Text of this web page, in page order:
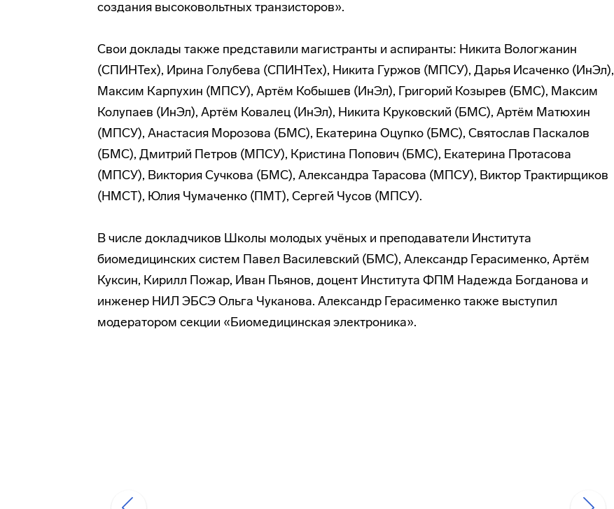
создания высоковольтных транзисторов».
Свои доклады также представили магистранты и аспиранты: Никита Вологжанин
(СПИНТех), Ирина Голубева (СПИНТех), Никита Гуржов (МПСУ), Дарья Исаченко (ИнЭл),
Максим Карпухин (МПСУ), Артём Кобышев (ИнЭл), Григорий Козырев (БМС), Максим
Колупаев (ИнЭл), Артём Ковалец (ИнЭл), Никита Круковский (БМС), Артём Матюхин
(МПСУ), Анастасия Морозова (БМС), Екатерина Оцупко (БМС), Святослав Паскалов
(БМС), Дмитрий Петров (МПСУ), Кристина Попович (БМС), Екатерина Протасова
(МПСУ), Виктория Сучкова (БМС), Александра Тарасова (МПСУ), Виктор Трактирщиков
(НМСТ), Юлия Чумаченко (ПМТ), Сергей Чусов (МПСУ).
В числе докладчиков Школы молодых учёных и преподаватели Института
биомедицинских систем Павел Василевский (БМС), Александр Герасименко, Артём
Куксин, Кирилл Пожар, Иван Пьянов, доцент Института ФПМ Надежда Богданова и
инженер НИЛ ЭБСЭ Ольга Чуканова. Александр Герасименко также выступил
модератором секции «Биомедицинская электроника».